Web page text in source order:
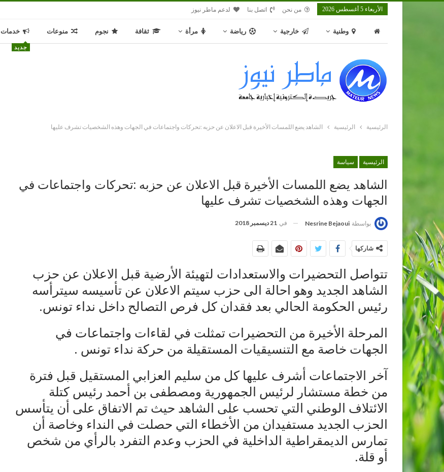
الأربعاء 5 أغسطس 2026 من نحن اتصل بنا لدعم ماطر نيوز
وطنية خارجية رياضة مرأة ثقافة نجوم منوعات خدمات
جديد
الرئيسية الرئيسية الشاهد يضع اللمسات الأخيرة قبل الاعلان عن حزبه :تحركات واجتماعات في الجهات وهذه الشخصيات تشرف عليها
الرئيسية سياسة
الشاهد يضع اللمسات الأخيرة قبل الاعلان عن حزبه :تحركات واجتماعات في
الجهات وهذه الشخصيات تشرف عليها
بواسطة Nesrine Bejaoui في 21 ديسمبر 2018
شاركها
تتواصل التحضيرات والاستعدادات لتهيئة الأرضية قبل الاعلان عن حزب
الشاهد الجديد وهو احالة الى حزب سيتم الاعلان عن تأسيسه سيترأسه
رئيس الحكومة الحالي بعد فقدان كل فرص التصالح داخل نداء تونس.
المرحلة الأخيرة من التحضيرات تمثلت في لقاءات واجتماعات في
الجهات خاصة مع التنسيقيات المستقيلة من حركة نداء تونس .
آخر الاجتماعات أشرف عليها كل من سليم العزابي المستقيل قبل فترة
من خطة مستشار لرئيس الجمهورية ومصطفى بن أحمد رئيس كتلة
الائتلاف الوطني التي تحسب على الشاهد حيث تم الاتفاق على أن يتأسس
الحزب الجديد مستفيدان من الأخطاء التي حصلت في النداء وخاصة أن
تمارس الديمقراطية الداخلية في الحزب وعدم التفرد بالرأي من شخص
أو قلة.